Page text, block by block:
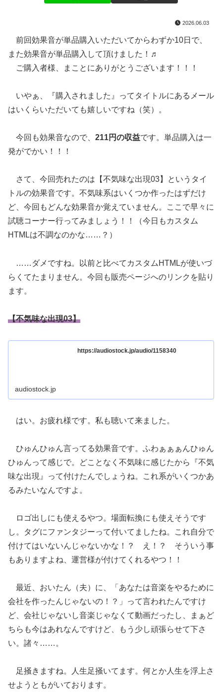
2026.06.03
前回効果音が単品購入いただいてからわずか10日で、
また効果音が単品購入して頂けました！♬
ご購入者様、まことにありがとうございます！！！
いやぁ、『購入されました』ってタイトルにあるメール
はいくらいただいても嬉しいですね（笑）。
今回も効果音なので、 211円の収益です。単品購入は一
発がでかい！！！
さて、今回売れたのは【不気味な出現03】というタイ
トルの効果音です。不気味系はいくつか作ったはずだけ
ど、今回もどんな効果音か覚えていません。ここで早々に
試聴コーナー行ってみましょう！！（今日もカスタム
HTMLは不調なのかな……？）
……ダメですね。以前と比べてカスタムHTMLが使いづ
らくてたまりません。今回も販売ページへのリンクを貼り
ます。
【不気味な出現03】
https://audiostock.jp/audio/1158340
audiostock.jp
はい。お疲れ様です。私も聴いて来ました。
ひゅんひゅん言ってる効果音です。ふわぁぁぁんひゅん
ひゅんって感じで。どことなく不気味に感じたから『不気
味な出現』って付けたんでしょうね。これ系がいくつかあ
るみたいなんですよ。
ロゴ出しにも使えるやつ。場面転換にも使えそうです
し。タグにファンタジーって付いてましたね。これ自分で
付けてはいないんじゃないかな！？ え！？ そういう事
もありますよね、運営様が付けてくれるやつ！！
最近、おいたん（夫）に、「あなたは音楽をやるために
会社を作ったんじゃないの！？」って言われたんですけ
ど、会社じゃないし音楽じゃなくて動画だったし、まぁど
ちらも今はあれなんですけど、もう少し頑張らせて下さ
い。諸々……。
足掻きますね。人生足掻いてます。何とか人生を浮上さ
せようともがいております。